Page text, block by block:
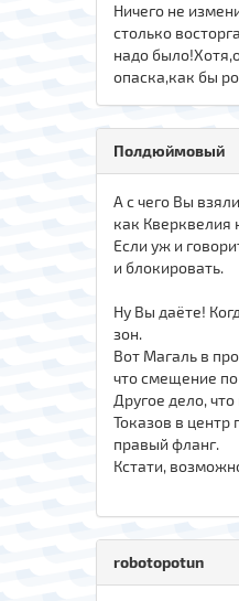
Ничего не
столько
надо
опаска,как бы
Полдюймовый
А с чего Вы
как Кверквелия
Если уж и
и блокировать.
Ну Вы даёте!
зон.
Вот Магаль в
что смещение по
Другое дело,
Токазов в
правый фланг.
Кстати,
robotopotun